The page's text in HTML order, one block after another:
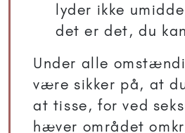
lyder ikke
det er det, du
Under alle
være sikker på, at
at tisse, for ved
hæver området